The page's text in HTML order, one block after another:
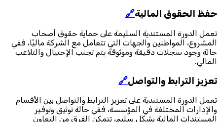
حفظ الحقوق المالية🔗
تعمل الدورة المستندية السليمة على حماية حقوق أصحاب
المشروع، المواطنين والجهات التي تتعامل مع الشركة ماليًا، ففي
حالة وجود سجلات دقيقة وموثوقة يتم تجنب الإحتيال والتلاعب
المالي.
تعزيز الترابط والتواصل🔗
تعمل الدورة المستندية على تعزيز الترابط والتواصل بين الأقسام
والإدارات المختلفة في المؤسسة، ففي حالة توثيق وتوفير
المستندات المالية بشكل سليم، تتمكن الفرق من التعاون